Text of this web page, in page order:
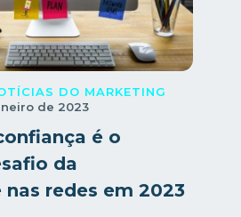
DO MARKETING
de 2023
é o
da
redes em 2023